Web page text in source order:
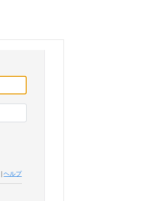
|ヘルプ